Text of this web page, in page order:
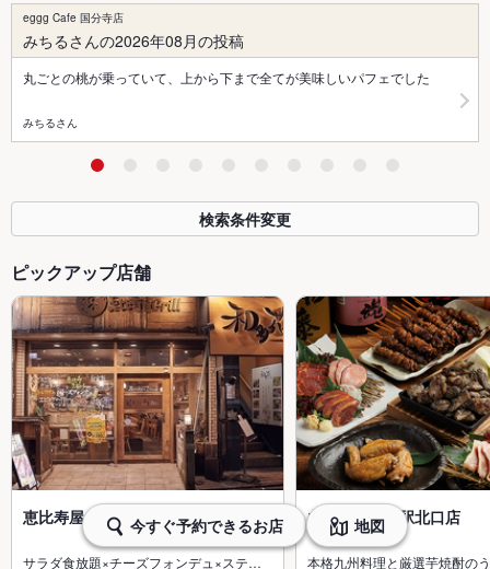
eggg Cafe 国分寺店
みちるさんの2026年08月の投稿
丸ごとの桃が乗っていて、上から下まで全てが美味しいパフェでした
みちるさん
検索条件変更
ピックアップ店舗
恵比寿屋 Grill 国分寺店
サラダ食放題×チーズフォンデュ×ステ…
九州魂国分寺駅北口店
本格九州料理と厳選芋焼酎の
今すぐ予約できるお店 地図